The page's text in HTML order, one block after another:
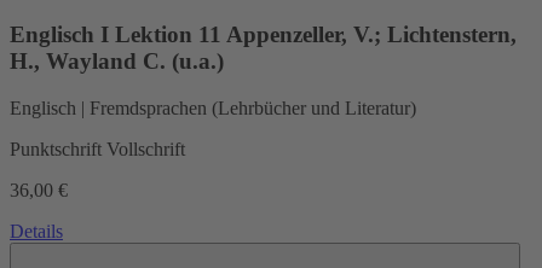
Englisch I Lektion 11 Appenzeller, V.; Lichtenstern,
H., Wayland C. (u.a.)
Englisch | Fremdsprachen (Lehrbücher und Literatur)
Punktschrift Vollschrift
36,00 €
Details